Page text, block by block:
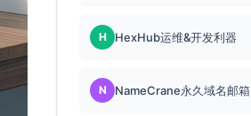
H HexHub运维&开发利器
N NameCrane永久域名邮箱